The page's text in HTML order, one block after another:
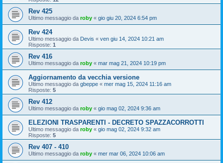
Rev 425
Ultimo messaggio da roby « gio giu 20, 2024 6:54 pm
Rev 424
Ultimo messaggio da Devis « ven giu 14, 2024 10:21 am
Risposte: 1
Rev 416
Ultimo messaggio da roby « mar mag 21, 2024 10:19 pm
Aggiornamento da vecchia versione
Ultimo messaggio da gbeppe « mer mag 15, 2024 11:16 am
Risposte: 5
Rev 412
Ultimo messaggio da roby « gio mag 02, 2024 9:36 am
ELEZIONI TRASPARENTI - DECRETO SPAZZACORROTTI
Ultimo messaggio da roby « gio mag 02, 2024 9:32 am
Risposte: 5
Rev 407 - 410
Ultimo messaggio da roby « mer mar 06, 2024 10:06 am